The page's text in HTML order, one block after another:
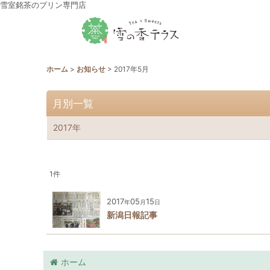
雪室銘茶のプリン専門店
ホーム > お知らせ > 2017年5月
1件
2017年05 月15日
新潟日報記事
月別一覧
2017年
ホーム